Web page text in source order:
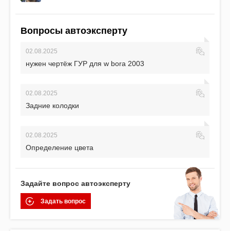
Вопросы автоэксперту
02.08.2025
нужен чертёж ГУР для w bora 2003
02.08.2025
Задние колодки
02.08.2025
Определение цвета
Задайте вопрос автоэксперту
Задать вопрос